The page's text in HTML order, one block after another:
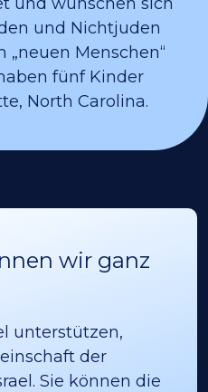
und Nichtjuden
„neuen Menschen“
fünf Kinder
North Carolina.
wir ganz
unterstützen,
der
Sie können die